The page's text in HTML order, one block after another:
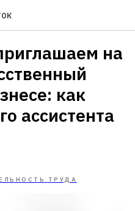
на
как
ассистента
ТРУДА